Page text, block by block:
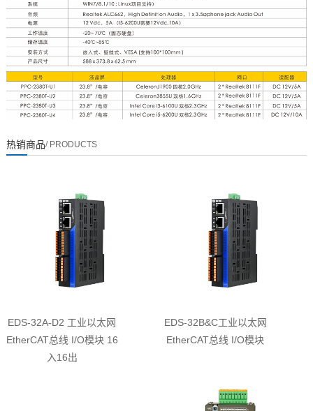
热销商品/ PRODUCTS
EDS-32A-D2 工业以太网
EtherCAT总线 I/O模块 16
入16出
EDS-32B&C工业以太网
EtherCAT总线 I/O模块